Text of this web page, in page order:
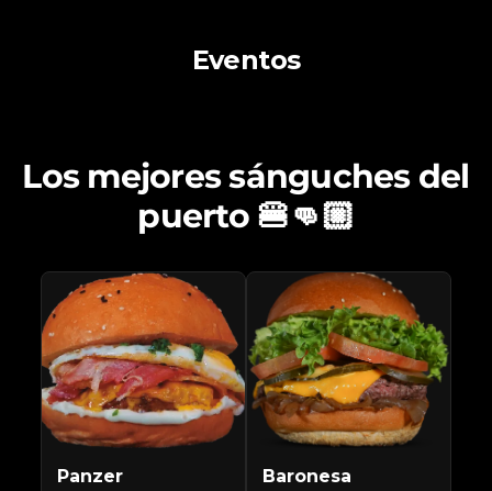
Eventos
Los mejores sánguches del
puerto 🍔👊🏼
Panzer Baronesa